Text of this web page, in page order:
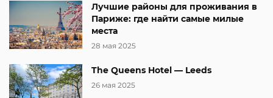
Лучшие районы для проживания в
Париже: где найти самые милые
места
28 мая 2025
The Queens Hotel — Leeds
26 мая 2025